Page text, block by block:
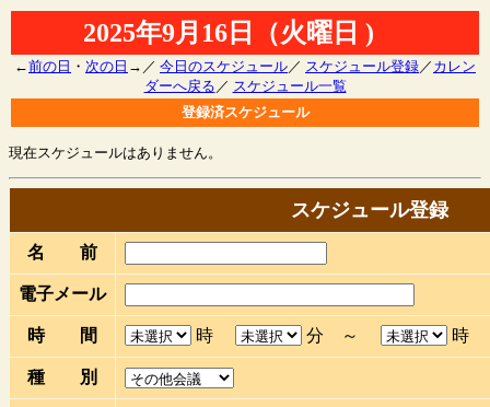
2025年9月16日（火曜日 )
←前の日 ・ 次の日 →／ 今日のスケジュール／ スケジュール登録／ カレン
ダーへ戻る ／ スケジュール一覧
登録済スケジュール
現在スケジュールはありません。
スケジュール登録
名 前
電子メール
時 間 時 分 ～ 時
種 別